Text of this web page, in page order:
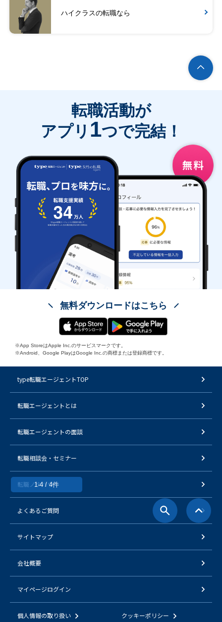
ハイクラスの転職なら
1-4 / 4件
転職活動が
アプリ 1つで完結！
無料ダウンロードはこちら
※App StoreはApple Inc.のサービスマークです。
※Android、Google PlayはGoogle Inc.の商標または登録商標です。
type転職エージェントTOP
転職エージェントとは
転職エージェントの面談
転職相談会・セミナー
転職ノウハウ
よくあるご質問
サイトマップ
会社概要
マイページログイン
個人情報の取り扱い クッキーポリシー